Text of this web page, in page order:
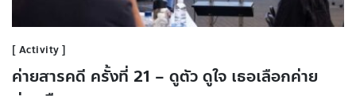
Activity
ค่ายสารคดี ครั้งที่ 21 – ดูตัว ดูใจ เธอเลือกค่าย